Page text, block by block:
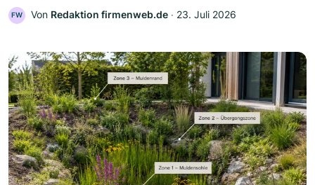
FW Von Redaktion firmenweb.de ‧ 23. Juli 2026